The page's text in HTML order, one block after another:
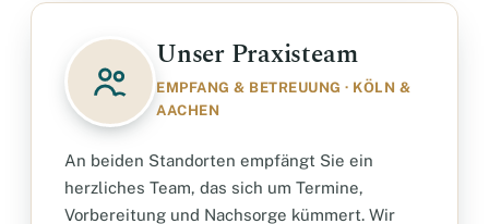
Unser Praxisteam
EMPFANG & BETREUUNG · KÖLN &
AACHEN
An beiden Standorten empfängt Sie ein
herzliches Team, das sich um Termine,
Vorbereitung und Nachsorge kümmert. Wir